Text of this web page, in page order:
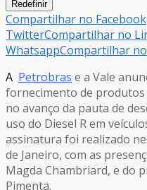
Redefinir
Compartilhar no Facebook
TwitterCompartilhar no
WhatsappCompartilhar
A Petrobras e a Vale
fornecimento de produtos
no avanço da pauta de
uso do Diesel R em
assinatura foi realizado
de Janeiro, com as
Magda Chambriard, e do
Pimenta.